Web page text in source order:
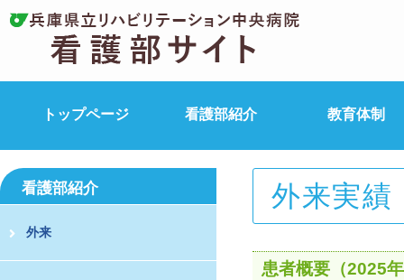
トップページ 看護部紹介 教育体制
看護部紹介
外来
外来実績
患者概要（2025